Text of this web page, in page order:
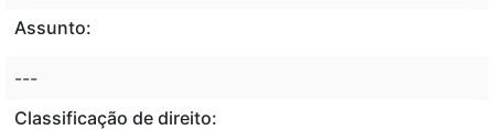
Assunto:
---
Classificação de direito: